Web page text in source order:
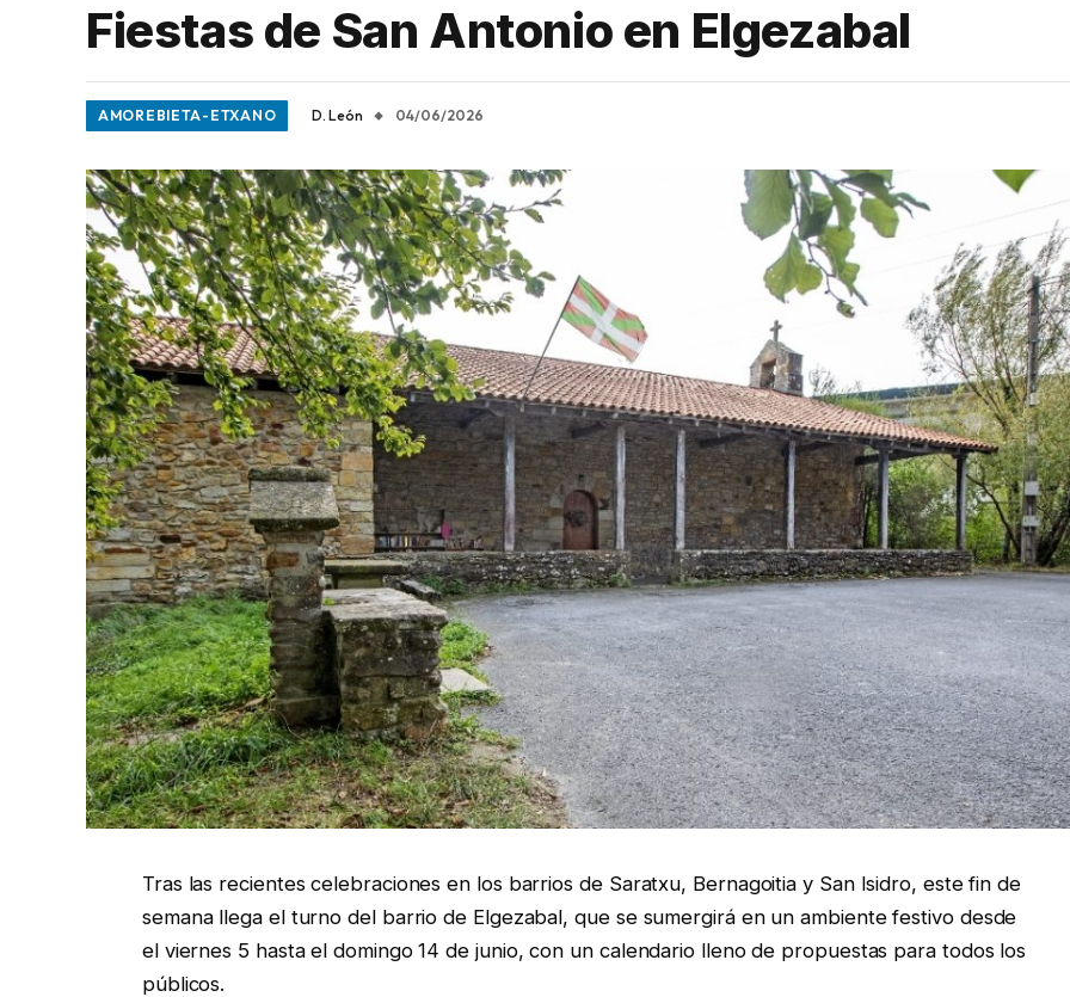
Fiestas de San Antonio en Elgezabal
AMOREBIETA-ETXANO D. León 04/06/2026
Tras las recientes celebraciones en los barrios de Saratxu, Bernagoitia y San Isidro, este fin de
semana llega el turno del barrio de Elgezabal, que se sumergirá en un ambiente festivo desde
el viernes 5 hasta el domingo 14 de junio, con un calendario lleno de propuestas para todos los
públicos.